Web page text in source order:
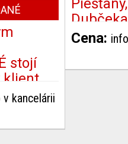
stojí
byť
byt,
v kancelárii
Dubčeka
Cena: